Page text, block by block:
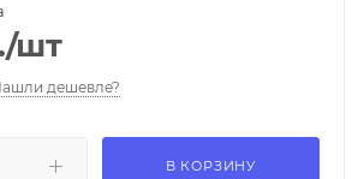
/шт
дешевле?
В КОРЗИНУ